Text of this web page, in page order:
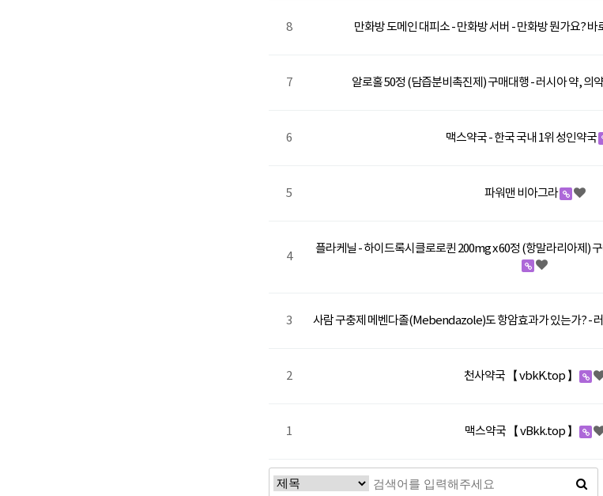
8 만화방 도메인 대피소 - 만화방 서버 - 만화방 뭔가요? 바
7 알로홀 50정 (담즙분비촉진제) 구매대행 - 러시아 약, 의
6 맥스약국 - 한국 국내 1위 성인약국
5 파워맨 비아그라
4
플라케닐 - 하이드록시클로로퀸 200mg x 60정 (항말라리아제)
3 사람 구충제 메벤다졸(Mebendazole)도 항암효과가 있는가? -
2 천사약국 【 vbkK.top 】
1 맥스약국 【 vBkk.top 】